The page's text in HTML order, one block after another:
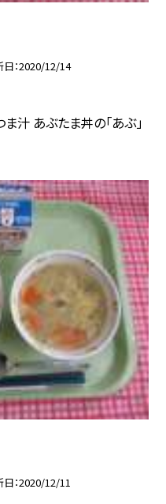
日 2020/12/14
ま汁 あぶたま丼の「あぶ」
日 2020/12/11